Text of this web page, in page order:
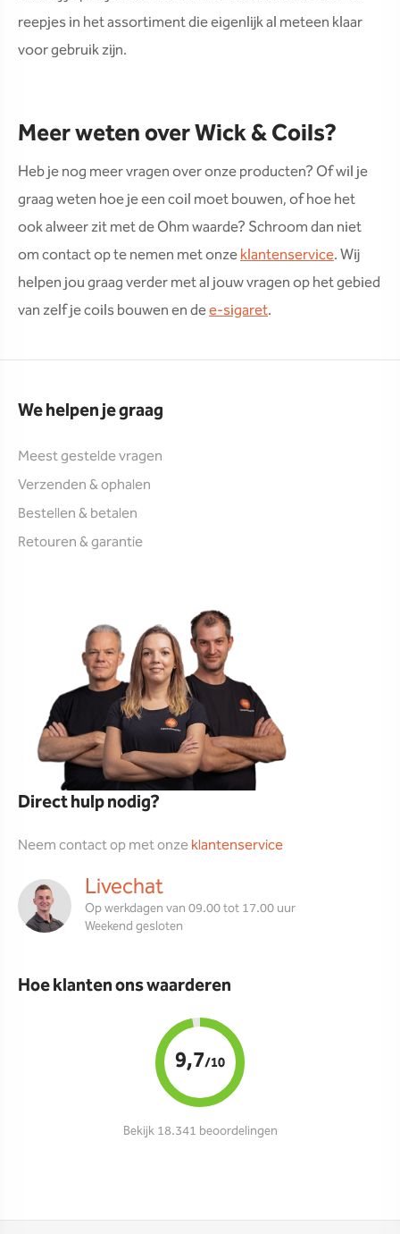
reepjes in het assortiment die eigenlijk al meteen klaar
voor gebruik zijn.
Meer weten over Wick & Coils?
Heb je nog meer vragen over onze producten? Of wil je
graag weten hoe je een coil moet bouwen, of hoe het
ook alweer zit met de Ohm waarde? Schroom dan niet
om contact op te nemen met onzeklantenservice. Wij
helpen jou graag verder met al jouw vragen op het gebied
van zelf je coils bouwen en dee-sigaret.
We helpen je graag
Meest gestelde vragen
Verzenden & ophalen
Bestellen & betalen
Retouren & garantie
Direct hulp nodig?
Neem contact op met onzeklantenservice
Livechat
Op werkdagen van 09.00 tot 17.00 uur
Weekend gesloten
Hoe klanten ons waarderen
9,7/10
Bekijk 18.341 beoordelingen